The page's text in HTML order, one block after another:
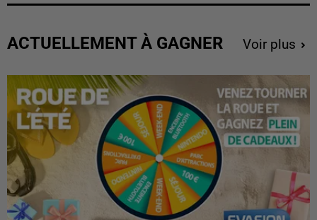
ACTUELLEMENT À GAGNER Voir plus